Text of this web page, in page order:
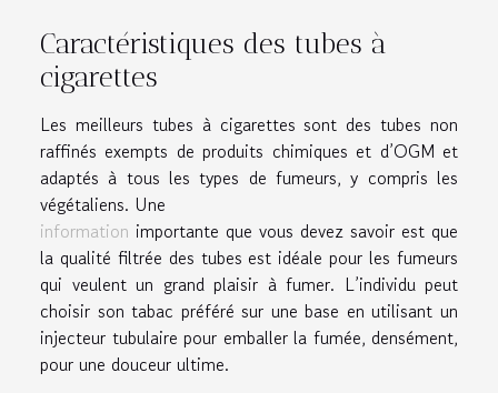
Caractéristiques des tubes à
cigarettes
Les meilleurs tubes à cigarettes sont des tubes non
raffinés exempts de produits chimiques et d’OGM et
adaptés à tous les types de fumeurs, y compris les
végétaliens. Une
information importante que vous devez savoir est que
la qualité filtrée des tubes est idéale pour les fumeurs
qui veulent un grand plaisir à fumer. L’individu peut
choisir son tabac préféré sur une base en utilisant un
injecteur tubulaire pour emballer la fumée, densément,
pour une douceur ultime.